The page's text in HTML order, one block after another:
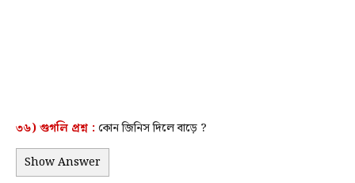
৩৬) গুগলি প্রশ্ন : কোন জিনিস দিলে বাড়ে ?
Show Answer